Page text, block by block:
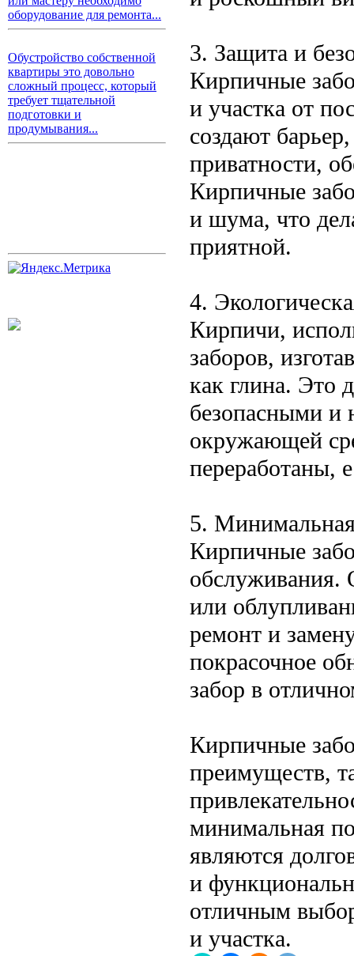
оборудование для ремонта...
Обустройство собственной
квартиры это довольно
сложный процесс, который
требует тщательной
подготовки и
продумывания...
3. Защита и
Кирпичные
и участка от
создают
приватности,
Кирпичные
и шума, что
приятной.
4.
Кирпичи,
заборов,
как глина. Это
безопасными и
окружающей
переработаны,
5.
Кирпичные
или
ремонт и
покрасочное
забор в
Кирпичные
преимуществ,
минимальная
являются
и
отличным
и участка.